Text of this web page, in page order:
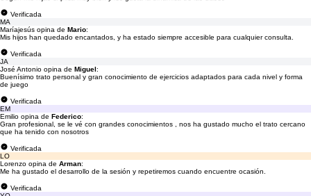
Verificada
MA
Maríajesús opina de Mario:
Mis hijos han quedado encantados, y ha estado siempre accesible para cualquier consulta.
Verificada
JA
José Antonio opina de Miguel:
Buenísimo trato personal y gran conocimiento de ejercicios adaptados para cada nivel y forma
de juego
Verificada
EM
Emilio opina de Federico:
Gran profesional, se le vé con grandes conocimientos , nos ha gustado mucho el trato cercano
que ha tenido con nosotros
Verificada
LO
Lorenzo opina de Arman:
Me ha gustado el desarrollo de la sesión y repetiremos cuando encuentre ocasión.
Verificada